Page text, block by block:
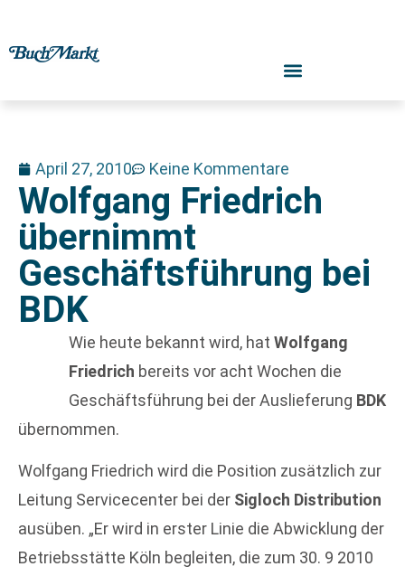
April 27, 2010 Keine Kommentare
Wolfgang Friedrich
übernimmt
Geschäftsführung bei
BDK
Wie heute bekannt wird, hat Wolfgang
Friedrich bereits vor acht Wochen die
Geschäftsführung bei der Auslieferung BDK
übernommen.
Wolfgang Friedrich wird die Position zusätzlich zur
Leitung Servicecenter bei der Sigloch Distribution
ausüben. „Er wird in erster Linie die Abwicklung der
Betriebsstätte Köln begleiten, die zum 30. 9 2010